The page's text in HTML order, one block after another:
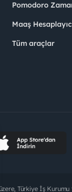
Pomodoro
Maaş
Tüm araçlar
Türkiye İş